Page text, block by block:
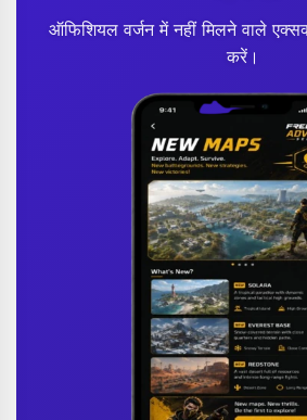
ऑफिशियल वर्जन में नहीं मिलने वाले
करें।